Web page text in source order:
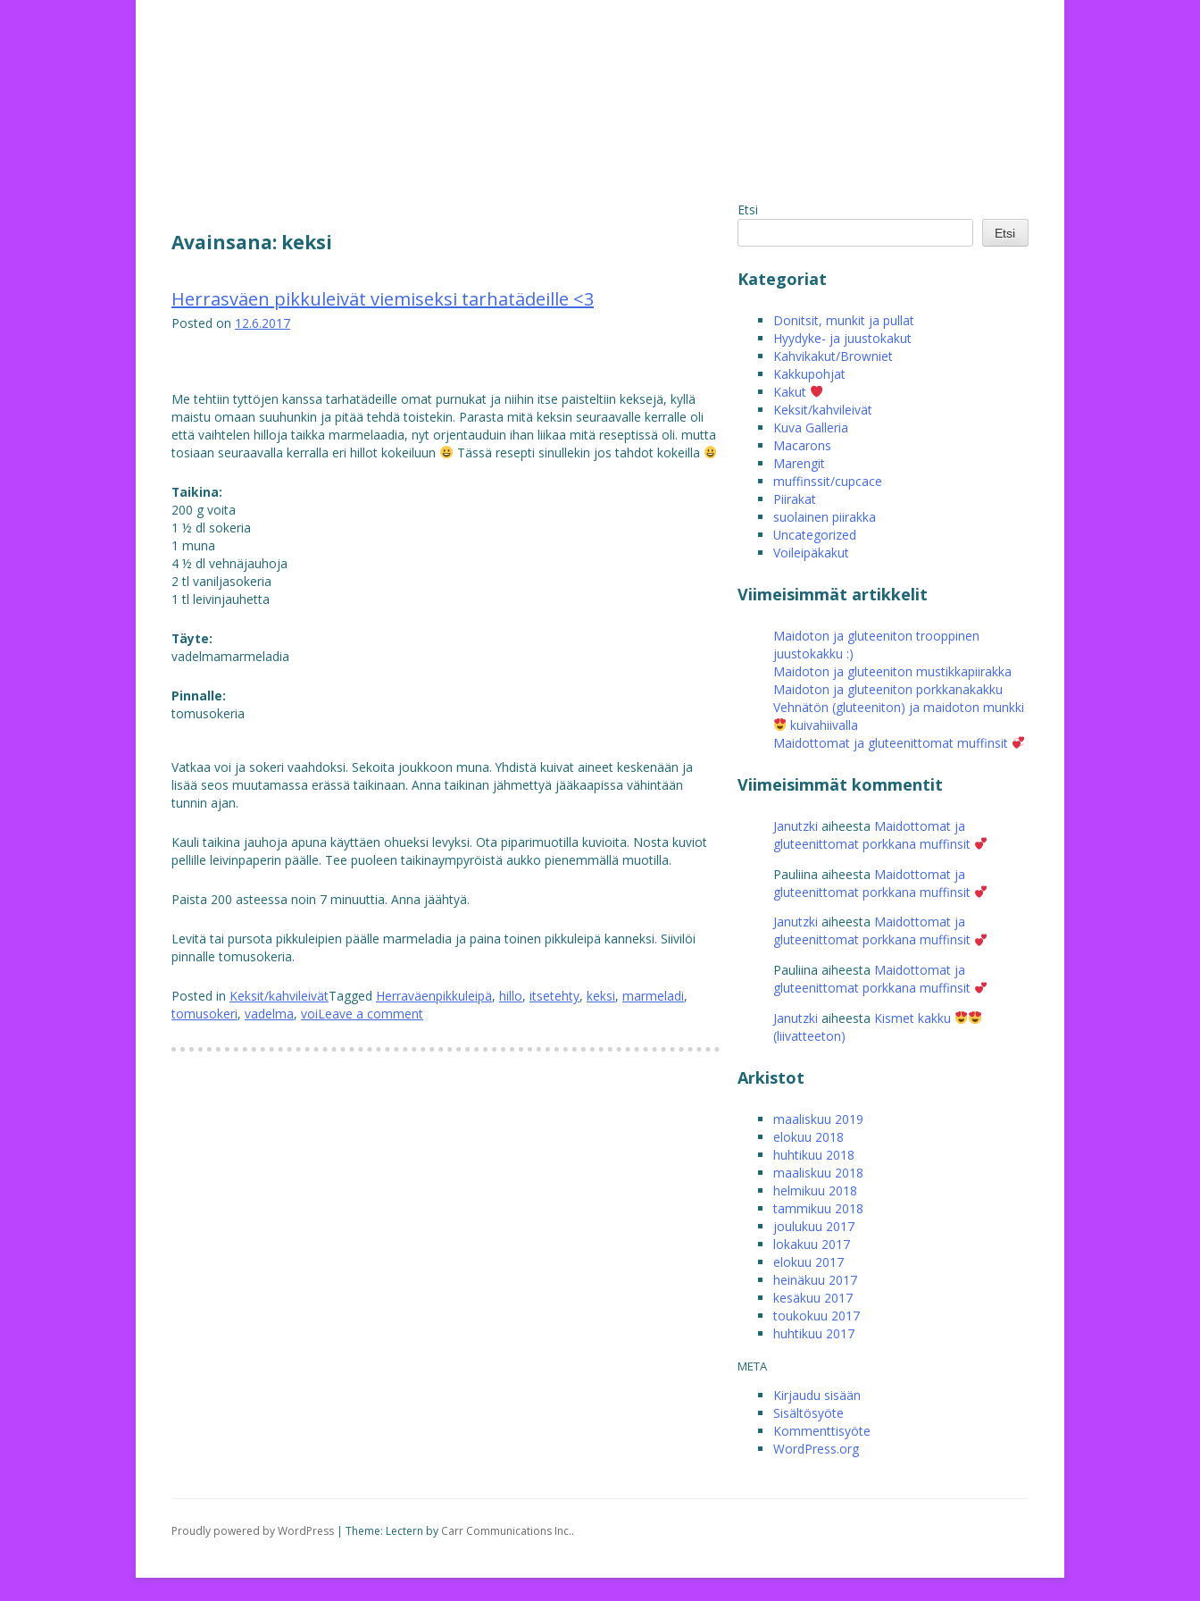
Avainsana: keksi
Herrasväen pikkuleivät viemiseksi tarhatädeille <3
Posted on 12.6.2017
Me tehtiin tyttöjen kanssa tarhatädeille omat purnukat ja niihin itse paisteltiin keksejä, kyllä
maistu omaan suuhunkin ja pitää tehdä toistekin. Parasta mitä keksin seuraavalle kerralle oli
että vaihtelen hilloja taikka marmelaadia, nyt orjentauduin ihan liikaa mitä reseptissä oli. mutta
tosiaan seuraavalla kerralla eri hillot kokeiluun
Tässä resepti sinullekin jos tahdot kokeilla
Taikina:
200 g voita
1 ½ dl sokeria
1 muna
4 ½ dl vehnäjauhoja
2 tl vaniljasokeria
1 tl leivinjauhetta
Täyte:
vadelmamarmeladia
Pinnalle:
tomusokeria
Vatkaa voi ja sokeri vaahdoksi. Sekoita joukkoon muna. Yhdistä kuivat aineet keskenään ja
lisää seos muutamassa erässä taikinaan. Anna taikinan jähmettyä jääkaapissa vähintään
tunnin ajan.
Kauli taikina jauhoja apuna käyttäen ohueksi levyksi. Ota piparimuotilla kuvioita. Nosta kuviot
pellille leivinpaperin päälle. Tee puoleen taikinaympyröistä aukko pienemmällä muotilla.
Paista 200 asteessa noin 7 minuuttia. Anna jäähtyä.
Levitä tai pursota pikkuleipien päälle marmeladia ja paina toinen pikkuleipä kanneksi. Siivilöi
pinnalle tomusokeria.
Posted in Keksit/kahvileivätTagged Herraväenpikkuleipä, hillo, itsetehty, keksi, marmeladi,
tomusokeri, vadelma, voiLeave a comment
Etsi
Etsi
Kategoriat
Donitsit, munkit ja pullat
Hyydyke- ja juustokakut
Kahvikakut/Browniet
Kakkupohjat
Kakut
Keksit/kahvileivät
Kuva Galleria
Macarons
Marengit
muffinssit/cupcace
Piirakat
suolainen piirakka
Uncategorized
Voileipäkakut
Viimeisimmät artikkelit
Maidoton ja gluteeniton trooppinen
juustokakku :)
Maidoton ja gluteeniton mustikkapiirakka
Maidoton ja gluteeniton porkkanakakku
Vehnätön (gluteeniton) ja maidoton munkki
kuivahiivalla
Maidottomat ja gluteenittomat muffinsit
Viimeisimmät kommentit
Janutzki aiheesta Maidottomat ja
gluteenittomat porkkana muffinsit
Pauliina aiheesta Maidottomat ja
gluteenittomat porkkana muffinsit
Janutzki aiheesta Maidottomat ja
gluteenittomat porkkana muffinsit
Pauliina aiheesta Maidottomat ja
gluteenittomat porkkana muffinsit
Janutzki aiheesta Kismet kakku
(liivatteeton)
Arkistot
maaliskuu 2019
elokuu 2018
huhtikuu 2018
maaliskuu 2018
helmikuu 2018
tammikuu 2018
joulukuu 2017
lokakuu 2017
elokuu 2017
heinäkuu 2017
kesäkuu 2017
toukokuu 2017
huhtikuu 2017
META
Kirjaudu sisään
Sisältösyöte
Kommenttisyöte
WordPress.org
Proudly powered by WordPress | Theme: Lectern by Carr Communications Inc..